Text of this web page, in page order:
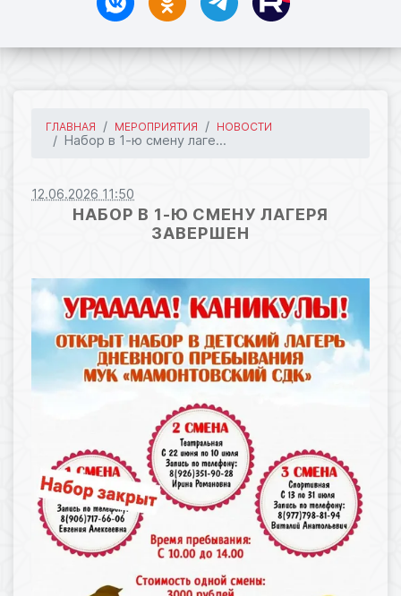
ГЛАВНАЯ МЕРОПРИЯТИЯ НОВОСТИ
Набор в 1-ю смену лаге...
12.06.2026 11:50
НАБОР В 1-Ю СМЕНУ ЛАГЕРЯ
ЗАВЕРШЕН